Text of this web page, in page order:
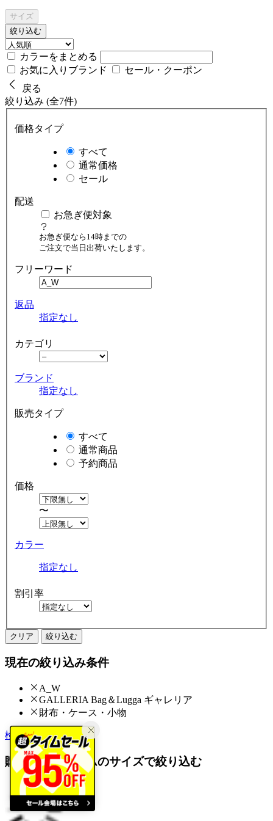
サイズ
絞り込む
カラーをまとめる
お気に入りブランド
セール・クーポン
戻る
絞り込み (全7件)
価格タイプ
すべて
通常価格
セール
配送
お急ぎ便対象
お急ぎ便なら14時までの
ご注文で当日出荷いたします。
フリーワード
返品
指定なし
カテゴリ
ブランド
指定なし
販売タイプ
すべて
通常商品
予約商品
価格
〜
カラー
指定なし
割引率
クリア 絞り込む
現在の絞り込み条件
A_W
GALLERIA Bag＆Lugga ギャレリア
財布・ケース・小物
検索履歴から探す
購入済みアイテムのサイズで絞り込む